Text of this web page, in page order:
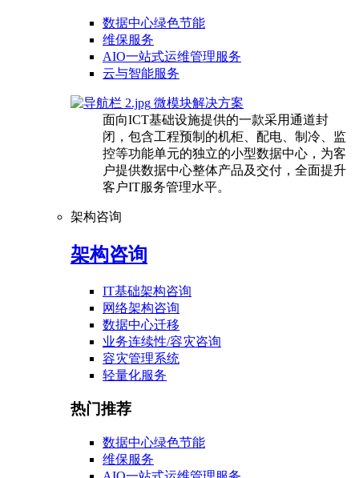
数据中心绿色节能
维保服务
AIO一站式运维管理服务
云与智能服务
微模块解决方案
面向ICT基础设施提供的一款采用通道封
闭，包含工程预制的机柜、配电、制冷、监
控等功能单元的独立的小型数据中心，为客
户提供数据中心整体产品及交付，全面提升
客户IT服务管理水平。
架构咨询
架构咨询
IT基础架构咨询
网络架构咨询
数据中心迁移
业务连续性/容灾咨询
容灾管理系统
轻量化服务
热门推荐
数据中心绿色节能
维保服务